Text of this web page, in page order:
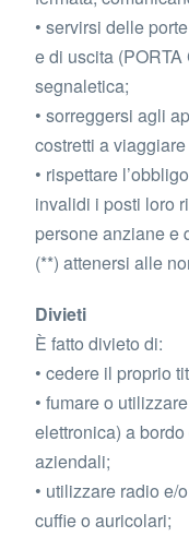
• servirsi delle
e di uscita
segnaletica;
• sorreggersi agli
costretti a
• rispettare
invalidi i posti loro
persone anziane e
(**) attenersi alle
Divieti
È fatto divieto di:
• cedere il proprio
• fumare o
elettronica) a
aziendali;
• utilizzare radio e/
cuffie o auricolari;